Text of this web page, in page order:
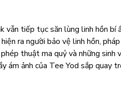
vẫn tiếp tục săn lùng linh hồn bí
ra người bảo vệ linh hồn,
thuật ma quỷ và những sinh
ám ảnh của Tee Yod sắp quay